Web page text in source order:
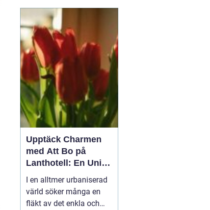
Området är en populär
destination för
semesterfirare som
söker lugn och
avkoppling från stadens
brus. Bland Hallands
böljande åk...
Upptäck Charmen
med Att Bo på
Lanthotell: En Unik
Upplevelse på
Smålandstorpet
I en alltmer urbaniserad
värld söker många en
fläkt av det enkla och